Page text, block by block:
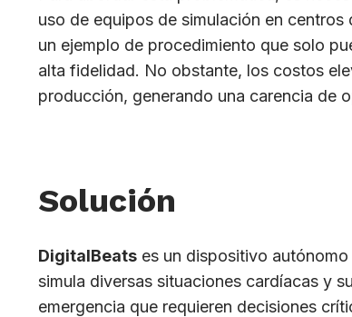
uso de equipos de simulación en
un ejemplo de procedimiento que solo
alta fidelidad. No obstante, los costos
producción, generando una carencia de
Solución
DigitalBeats es un dispositivo
simula diversas situaciones cardíacas y
emergencia que requieren decisiones